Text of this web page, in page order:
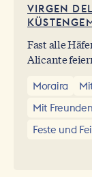
VIRGEN
Fast alle
Alicante
Fiesta der
Städten am
Moraira
Mit Freunden
Feste und